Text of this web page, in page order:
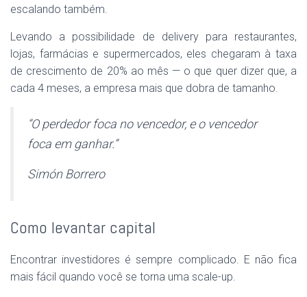
escalando também.
Levando a possibilidade de delivery para restaurantes,
lojas, farmácias e supermercados, eles chegaram à taxa
de crescimento de 20% ao mês — o que quer dizer que, a
cada 4 meses, a empresa mais que dobra de tamanho.
“O perdedor foca no vencedor, e o vencedor
foca em ganhar.”
Simón Borrero
Como levantar capital
Encontrar investidores é sempre complicado. E não fica
mais fácil quando você se torna uma scale-up.